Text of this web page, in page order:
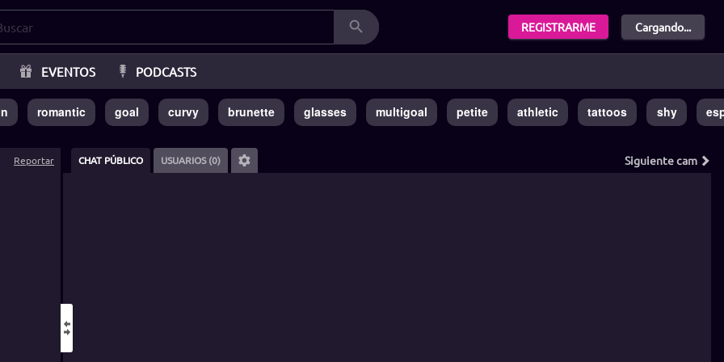
REGISTRARME Cargando...
EVENTOS PODCASTS
romantic goal curvy brunette glasses multigoal petite athletic tattoos shy
Reportar CHAT PÚBLICO USUARIOS (0) Siguientecam